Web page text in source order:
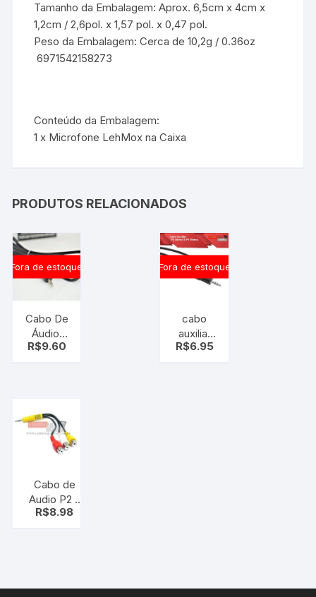
Tamanho da Embalagem: Aprox. 6,5cm x 4cm x
1,2cm / 2,6pol. x 1,57 pol. x 0,47 pol.
Peso da Embalagem: Cerca de 10,2g / 0.36oz
6971542158273
Conteúdo da Embalagem:
1 x Microfone LehMox na Caixa
PRODUTOS RELACIONADOS
Fora de estoque
Cabo De
Áudio,
Estéreo
R$9.60
Fora de estoque
cabo
auxiliar
p2
R$6.95
Cabo de
Audio P2 x
RCA para
(rca fêmea)
R$8.98